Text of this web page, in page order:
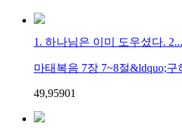
1. 하나님은 이미 도우셨다.
마태복음 7장 7~8절&ldquo;
49,95901